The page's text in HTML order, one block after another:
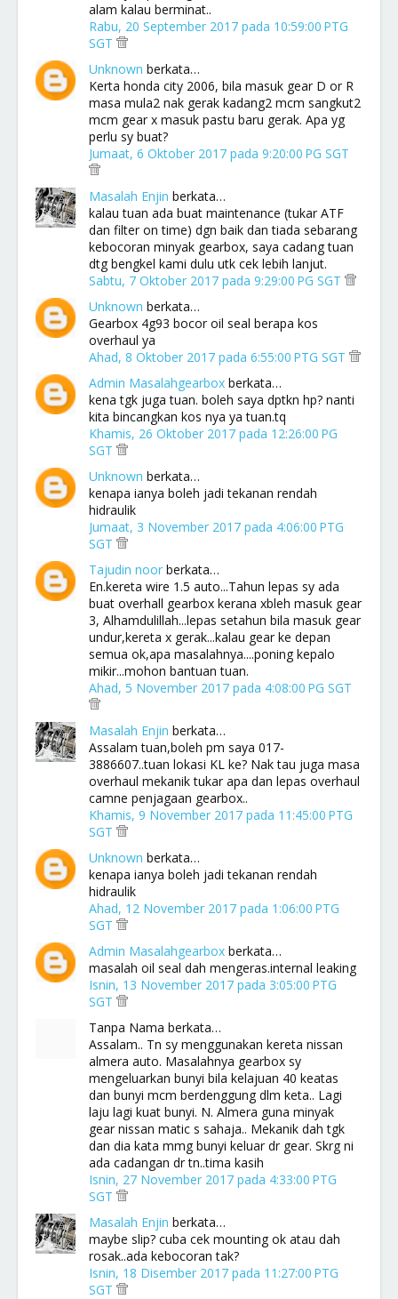
alam kalau berminat..
Rabu, 20 September 2017 pada 10:59:00 PTG
SGT
Unknown berkata…
Kerta honda city 2006, bila masuk gear D or R
masa mula2 nak gerak kadang2 mcm sangkut2
mcm gear x masuk pastu baru gerak. Apa yg
perlu sy buat?
Jumaat, 6 Oktober 2017 pada 9:20:00 PG SGT
Masalah Enjin berkata…
kalau tuan ada buat maintenance (tukar ATF
dan filter on time) dgn baik dan tiada sebarang
kebocoran minyak gearbox, saya cadang tuan
dtg bengkel kami dulu utk cek lebih lanjut.
Sabtu, 7 Oktober 2017 pada 9:29:00 PG SGT
Unknown berkata…
Gearbox 4g93 bocor oil seal berapa kos
overhaul ya
Ahad, 8 Oktober 2017 pada 6:55:00 PTG SGT
Admin Masalahgearbox berkata…
kena tgk juga tuan. boleh saya dptkn hp? nanti
kita bincangkan kos nya ya tuan.tq
Khamis, 26 Oktober 2017 pada 12:26:00 PG
SGT
Unknown berkata…
kenapa ianya boleh jadi tekanan rendah
hidraulik
Jumaat, 3 November 2017 pada 4:06:00 PTG
SGT
Tajudin noor berkata…
En.kereta wire 1.5 auto...Tahun lepas sy ada
buat overhall gearbox kerana xbleh masuk gear
3, Alhamdulillah...lepas setahun bila masuk gear
undur,kereta x gerak...kalau gear ke depan
semua ok,apa masalahnya....poning kepalo
mikir...mohon bantuan tuan.
Ahad, 5 November 2017 pada 4:08:00 PG SGT
Masalah Enjin berkata…
Assalam tuan,boleh pm saya 017-
3886607..tuan lokasi KL ke? Nak tau juga masa
overhaul mekanik tukar apa dan lepas overhaul
camne penjagaan gearbox..
Khamis, 9 November 2017 pada 11:45:00 PTG
SGT
Unknown berkata…
kenapa ianya boleh jadi tekanan rendah
hidraulik
Ahad, 12 November 2017 pada 1:06:00 PTG
SGT
Admin Masalahgearbox berkata…
masalah oil seal dah mengeras.internal leaking
Isnin, 13 November 2017 pada 3:05:00 PTG
SGT
Tanpa Nama berkata…
Assalam.. Tn sy menggunakan kereta nissan
almera auto. Masalahnya gearbox sy
mengeluarkan bunyi bila kelajuan 40 keatas
dan bunyi mcm berdenggung dlm keta.. Lagi
laju lagi kuat bunyi. N. Almera guna minyak
gear nissan matic s sahaja.. Mekanik dah tgk
dan dia kata mmg bunyi keluar dr gear. Skrg ni
ada cadangan dr tn..tima kasih
Isnin, 27 November 2017 pada 4:33:00 PTG
SGT
Masalah Enjin berkata…
maybe slip? cuba cek mounting ok atau dah
rosak..ada kebocoran tak?
Isnin, 18 Disember 2017 pada 11:27:00 PTG
SGT